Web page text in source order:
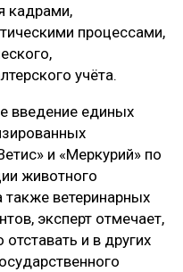
кадрами,
процессами,
учёта.
введение единых
и «Меркурий» по
животного
ветеринарных
эксперт отмечает,
и в других